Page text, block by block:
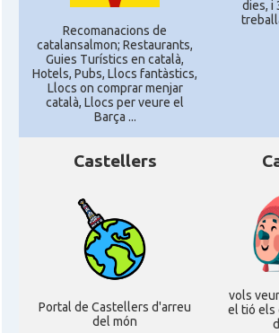
Recomanacions de
catalansalmon; Restaurants,
Guies Turístics en català,
Hotels, Pubs, Llocs fantàstics,
Llocs on comprar menjar
català, Llocs per veure el
Barça ...
dies, i
Castellers
Portal de Castellers d'arreu
del món
vols
el tió els